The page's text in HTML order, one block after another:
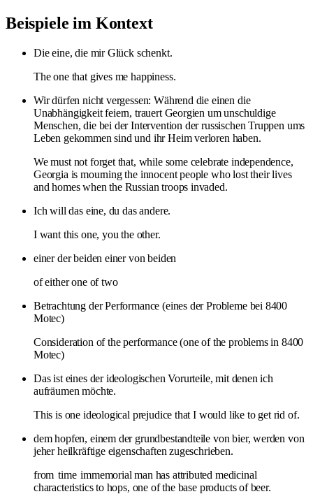
Beispiele im Kontext
Die eine, die mir Glück schenkt.
The one that gives me happiness.
Wir dürfen nicht vergessen: Während die einen die
Unabhängigkeit feiern, trauert Georgien um unschuldige
Menschen, die bei der Intervention der russischen Truppen ums
Leben gekommen sind und ihr Heim verloren haben.
We must not forget that, while some celebrate independence,
Georgia is mourning the innocent people who lost their lives
and homes when the Russian troops invaded.
Ich will das eine, du das andere.
I want this one, you the other.
einer der beiden einer von beiden
of either one of two
Betrachtung der Performance (eines der Probleme bei 8400
Motec)
Consideration of the performance (one of the problems in 8400
Motec)
Das ist eines der ideologischen Vorurteile, mit denen ich
aufräumen möchte.
This is one ideological prejudice that I would like to get rid of.
dem hopfen, einem der grundbestandteile von bier, werden von
jeher heilkräftige eigenschaften zugeschrieben.
from time immemorial man has attributed medicinal
characteristics to hops, one of the base products of beer.